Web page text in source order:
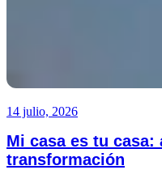
14 julio, 2026
Mi casa es tu
transformación